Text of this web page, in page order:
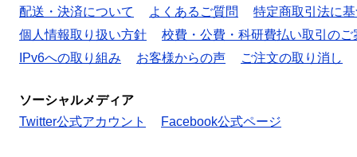
配送・決済について
よくあるご質問
特定商取引法に
個人情報取り扱い方針
校費・公費・科研費払い取引のご
IPv6への取り組み
お客様からの声 ご注文の取り消し
ソーシャルメディア
Twitter公式アカウント
Facebook公式ページ